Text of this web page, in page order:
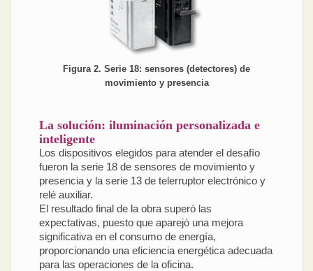
Figura 2. Serie 18: sensores (detectores) de
movimiento y presencia
La solución: iluminación personalizada e
inteligente
Los dispositivos elegidos para atender el desafío
fueron la serie 18 de sensores de movimiento y
presencia y la serie 13 de telerruptor electrónico y
relé auxiliar.
El resultado final de la obra superó las
expectativas, puesto que aparejó una mejora
significativa en el consumo de energía,
proporcionando una eficiencia energética adecuada
para las operaciones de la oficina.